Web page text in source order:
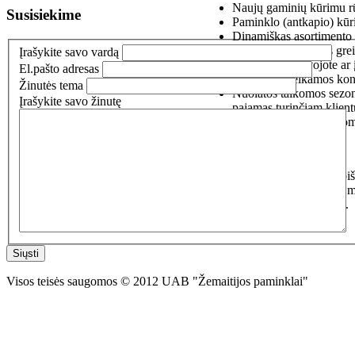
Naujų gaminių kūrimu
Paminklo (antkapio)
Dinamiškas
Paslaugos teikiamos
Jeigu Jūs sugalvojote
Specialistų teikamos
Nuolatos taikomos
pajamas turinčiam
palankiausiomis
Pas mus įsigysite tik iš
kinietiškais paminklais,
ar keisti spalvą po kelių metų.
Susisiekime
Įrašykite savo vardą
El.pašto adresas
Žinutės tema
Įrašykite savo žinutę
Siųsti
Visos teisės saugomos © 2012 UAB "Žemaitijos paminklai"